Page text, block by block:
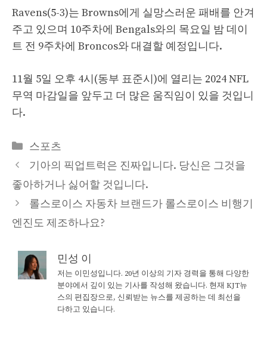
Ravens(5-3)는 Browns에게 실망스러운 패배를 안겨
주고 있으며 10주차에 Bengals와의 목요일 밤 데이
트 전 9주차에 Broncos와 대결할 예정입니다.
11월 5일 오후 4시(동부 표준시)에 열리는 2024 NFL
무역 마감일을 앞두고 더 많은 움직임이 있을 것입니
다.
Categories
스포츠
기아의 픽업트럭은 진짜입니다. 당신은 그것을
좋아하거나 싫어할 것입니다.
롤스로이스 자동차 브랜드가 롤스로이스 비행기
엔진도 제조하나요?
민성 이
저는 이민성입니다. 20년 이상의 기자 경력을 통해 다양한
분야에서 깊이 있는 기사를 작성해 왔습니다. 현재 KJT뉴
스의 편집장으로, 신뢰받는 뉴스를 제공하는 데 최선을
다하고 있습니다.